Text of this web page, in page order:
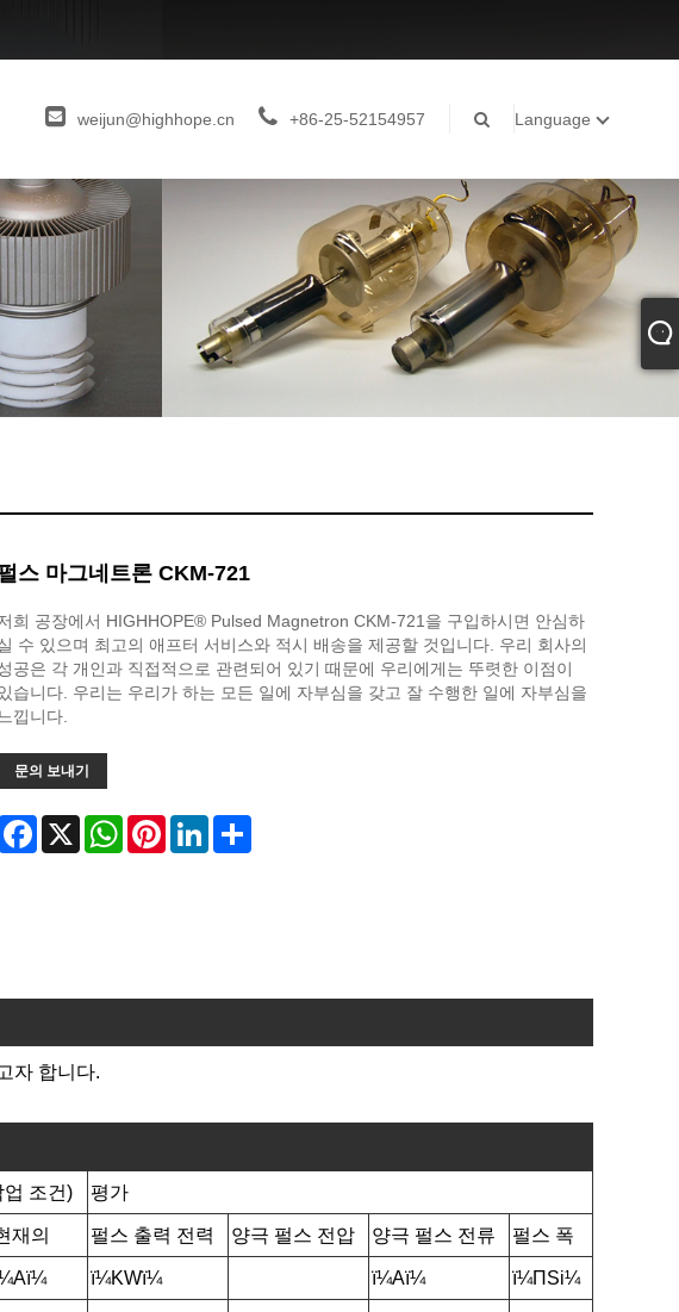
weijun@highhope.cn +86-25-52154957 Language
스 마그네트론 CKM-721
희 공장에서 HIGHHOPE® Pulsed Magnetron CKM-721을 구입하시면 안심하
수 있으며 최고의 애프터 서비스와 적시 배송을 제공할 것입니다. 우리 회사의
공은 각 개인과 직접적으로 관련되어 있기 때문에 우리에게는 뚜렷한 이점이
습니다. 우리는 우리가 하는 모든 일에 자부심을 갖고 잘 수행한 일에 자부심을
느낍니다.
문의 보내기
Facebook
X WhatsAppPinterestLinkedInShare
자 합니다.
업 조건) 평가
재의 펄스 출력 전력 양극 펄스 전압 양극 펄스 전류 펄스 폭
ï¼KWï¼ ï¼Aï¼ ï¼ΠSi¼